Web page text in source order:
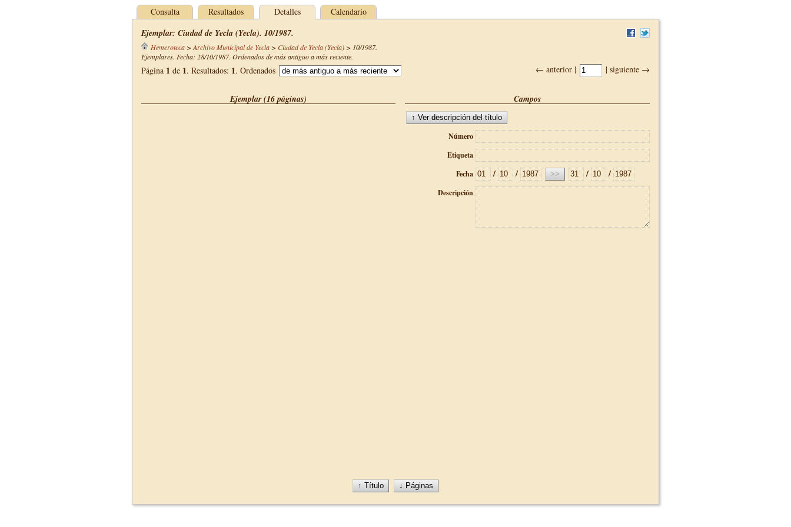
Consulta Resultados Detalles Calendario
Ejemplar: Ciudad de Yecla (Yecla). 10/1987.
Hemeroteca> Archivo Municipal de Yecla> Ciudad de Yecla (Yecla)> 10/1987.
Ejemplares. Fecha: 28/10/1987. Ordenados de más antiguo a más reciente.
← anterior | | siguiente →
Página 1 de 1. Resultados: 1. Ordenados
Ejemplar (16 páginas) Campos
Número
Etiqueta
Fecha
/ / / /
Descripción